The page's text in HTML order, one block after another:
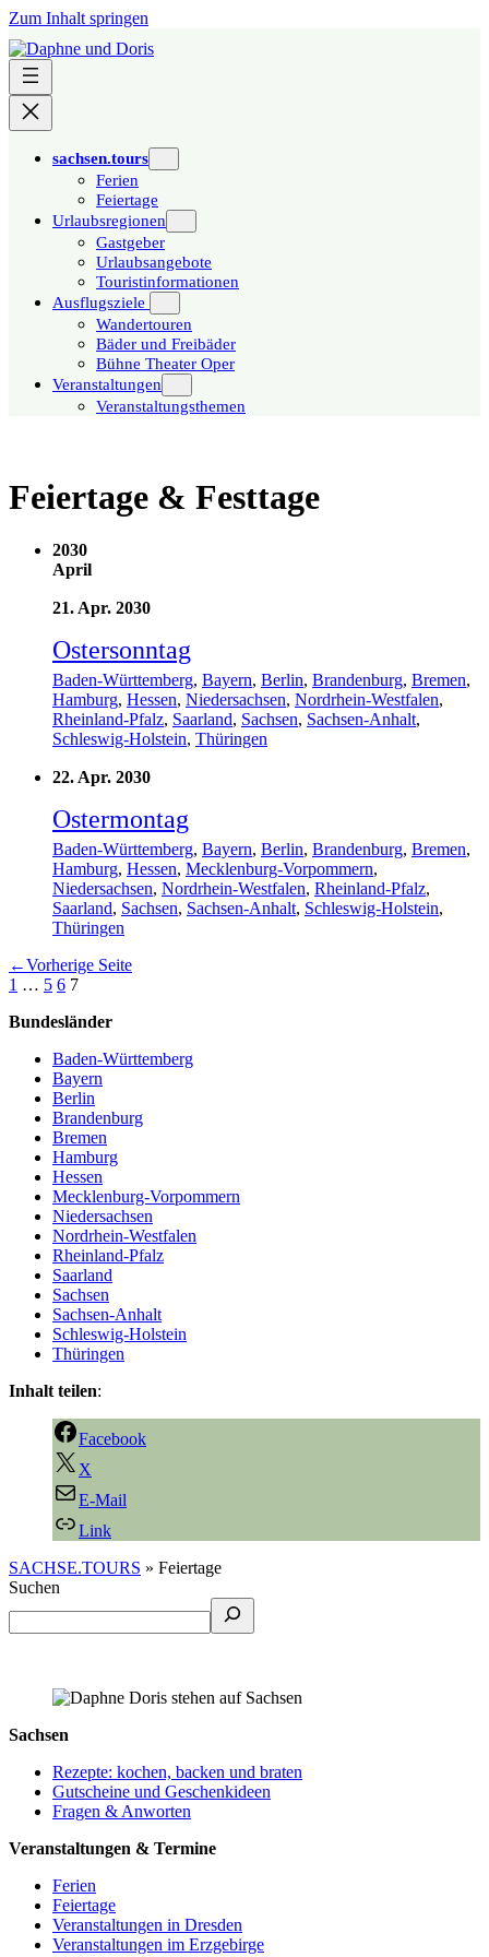
Zum Inhalt springen
sachsen.tours
Ferien
Feiertage
Urlaubsregionen
Gastgeber
Urlaubsangebote
Touristinformationen
Ausflugsziele
Wandertouren
Bäder und Freibäder
Bühne Theater Oper
Veranstaltungen
Veranstaltungsthemen
Feiertage & Festtage
2030
April
21. Apr. 2030
Ostersonntag
Baden-Württemberg, Bayern, Berlin, Brandenburg, Bremen,
Hamburg, Hessen, Niedersachsen, Nordrhein-Westfalen,
Rheinland-Pfalz, Saarland, Sachsen, Sachsen-Anhalt,
Schleswig-Holstein, Thüringen
22. Apr. 2030
Ostermontag
Baden-Württemberg, Bayern, Berlin, Brandenburg, Bremen,
Hamburg, Hessen, Mecklenburg-Vorpommern,
Niedersachsen, Nordrhein-Westfalen, Rheinland-Pfalz,
Saarland, Sachsen, Sachsen-Anhalt, Schleswig-Holstein,
Thüringen
←Vorherige Seite
1 … 5 6 7
Bundesländer
Baden-Württemberg
Bayern
Berlin
Brandenburg
Bremen
Hamburg
Hessen
Mecklenburg-Vorpommern
Niedersachsen
Nordrhein-Westfalen
Rheinland-Pfalz
Saarland
Sachsen
Sachsen-Anhalt
Schleswig-Holstein
Thüringen
Inhalt teilen:
Facebook
X
E-Mail
Link
SACHSE.TOURS » Feiertage
Suchen
Sachsen
Rezepte: kochen, backen und braten
Gutscheine und Geschenkideen
Fragen & Anworten
Veranstaltungen & Termine
Ferien
Feiertage
Veranstaltungen in Dresden
Veranstaltungen im Erzgebirge